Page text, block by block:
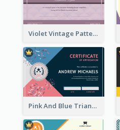
Violet Vintage Pattern Certificate Design For Winners
Pink And Blue Triangles Confetti Celebration Certificate